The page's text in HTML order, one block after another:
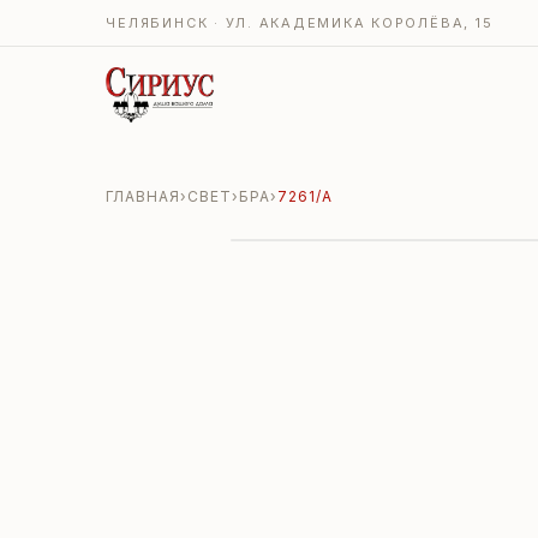
ЧЕЛЯБИНСК · УЛ. АКАДЕМИКА КОРОЛЁВА, 15
ГЛАВНАЯ› СВЕТ› БРА› 7261/A